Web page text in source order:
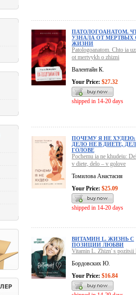
ПАТОЛОГОАНАТОМ.
УЗНАЛА ОТ МЕРТВЫХ
ЖИЗНИ
Patologoanatom. Chto ia
ot mertvykh o zhizni
Валентайн К.
Your Price: $27.32
shipped in 14-20 days
ПОЧЕМУ Я НЕ ХУДЕЮ:
ДЕЛО НЕ В ДИЕТЕ,
ГОЛОВЕ
Pochemu ia ne khudeiu:
v diete, delo – v golove
Томилова Анастасия
Your Price: $25.09
shipped in 14-20 days
ВИТАМИН L. ЖИЗНЬ С
ПОЗИЦИИ ЛЮБВИ
Vitamin L. Zhizn' s pozitsii
Бордовских Ю.
Your Price: $16.84